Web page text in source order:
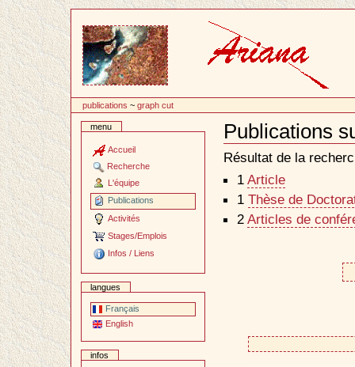
contenu
publications ~graph cut
menu
Accueil
Recherche
L'équipe
Publications
Activités
Stages/Emplois
Infos / Liens
langues
Français
English
infos
Publications
Document
Actions
Résultat de la
1 Article
1 Thèse de
2 Articles de